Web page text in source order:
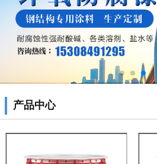
产品中心